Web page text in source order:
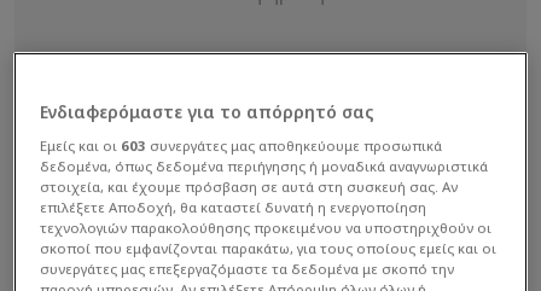
Ενδιαφερόμαστε για το απόρρητό σας
Εμείς και οι 603 συνεργάτες μας αποθηκεύουμε προσωπικά
δεδομένα, όπως δεδομένα περιήγησης ή μοναδικά αναγνωριστικά
στοιχεία, και έχουμε πρόσβαση σε αυτά στη συσκευή σας. Αν
επιλέξετε Αποδοχή, θα καταστεί δυνατή η ενεργοποίηση
τεχνολογιών παρακολούθησης προκειμένου να υποστηριχθούν οι
σκοποί που εμφανίζονται παρακάτω, για τους οποίους εμείς και οι
συνεργάτες μας επεξεργαζόμαστε τα δεδομένα με σκοπό την